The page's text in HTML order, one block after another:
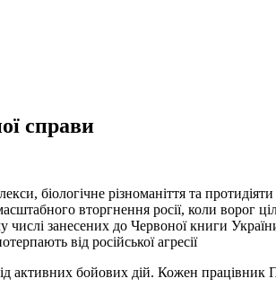
справи
біологічне різноманіття та
вторгнення росії, коли ворог
занесених до Червоної книги
від російської агресії
бойових дій. Кожен працівник